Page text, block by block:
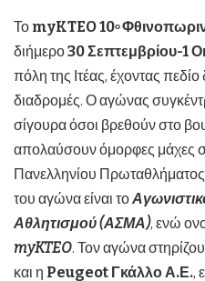
Το myKTEO10ο
διήμερο30 Σεπτεμβρίου-1
πόλη της Ιτέας, έχοντας
διαδρομές. Ο αγώνας
σίγουρα όσοι βρεθούν στο
απολαύσουν όμορφες μάχες
Πανελληνίου
του αγώνα είναι το
Αθλητισμού (ΑΣΜΑ), ενώ
myKTEO. Τον αγώνα
και η Peugeot Γκάλλο Α.Ε.,